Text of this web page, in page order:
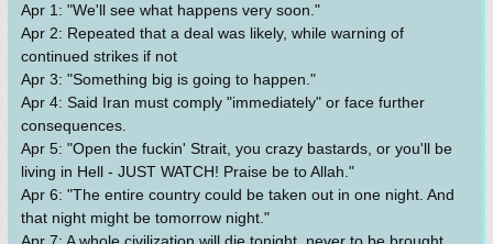
Apr 1: "We'll see what happens very soon."
Apr 2: Repeated that a deal was likely, while warning of
continued strikes if not
Apr 3: "Something big is going to happen."
Apr 4: Said Iran must comply "immediately" or face further
consequences.
Apr 5: "Open the fuckin' Strait, you crazy bastards, or you'll be
living in Hell - JUST WATCH! Praise be to Allah."
Apr 6: "The entire country could be taken out in one night. And
that night might be tomorrow night."